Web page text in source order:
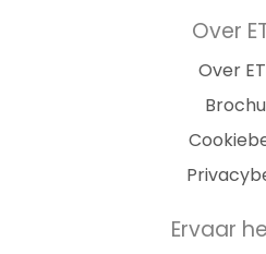
Over
Over
Ervaar